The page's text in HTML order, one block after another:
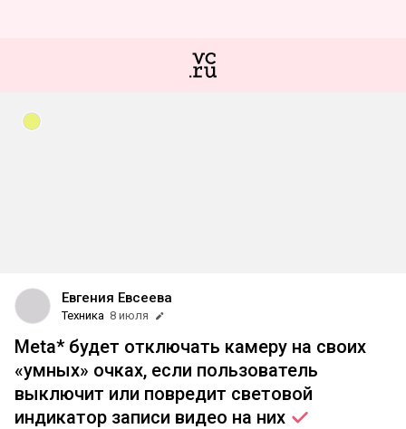
Евгения Евсеева
Техника 8 июля
Meta* будет отключать камеру на своих
«умных» очках, если пользователь
выключит или повредит световой
индикатор записи видео на них